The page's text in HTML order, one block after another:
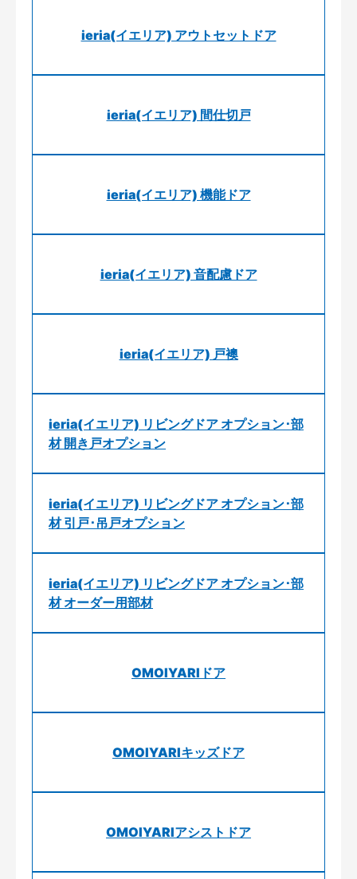
ieria(イエリア) アウトセットドア
ieria(イエリア) 間仕切戸
ieria(イエリア) 機能ドア
ieria(イエリア) 音配慮ドア
ieria(イエリア) 戸襖
ieria(イエリア) リビングドア オプション･部
材 開き戸オプション
ieria(イエリア) リビングドア オプション･部
材 引戸･吊戸オプション
ieria(イエリア) リビングドア オプション･部
材 オーダー用部材
OMOIYARIドア
OMOIYARIキッズドア
OMOIYARIアシストドア